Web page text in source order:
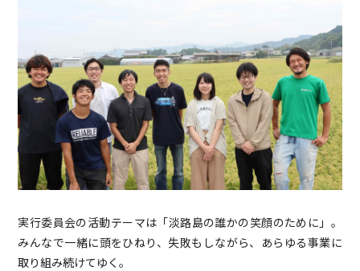
実行委員会の活動テーマは「淡路島の誰かの笑顔のために」。
みんなで一緒に頭をひねり、失敗もしながら、あらゆる事業に
取り組み続けてゆく。